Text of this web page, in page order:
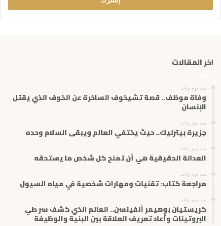
ب
ر
ر
ن
اخر المقالات
منذ يوم واحد
وفاة موظف.. قصة تشيخوف الساخرة عن الخوف الذي يقتل
الإنسان
منذ يوم واحد
جزيرة بيترليك.. حيث يختفي العالم ويبقى السلام وحده
منذ يوم واحد
العدالة الحقيقية هي أن تمنح كل شخص ما يستحقه
منذ يوم واحد
مراجعة كتاب: تقنيات ومهارات شخصية في مياه السيول
منذ يوم واحد
كريستيان بوهيمر أنفينسن.. العالم الذي كشف سر طي
البروتينات وأعاد تعريف العلاقة بين البنية والوظيفة